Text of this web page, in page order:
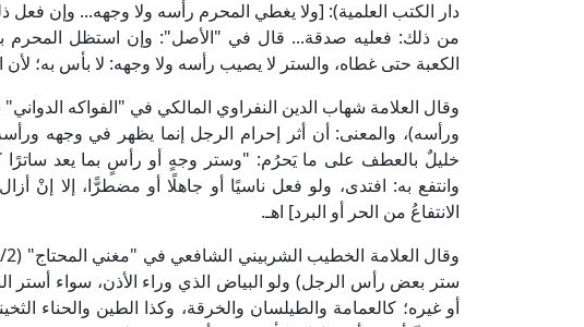
دار الكتب العلمية): [ولا يغطي المحرم رأسه ولا وجهه... وإن فعل
من ذلك: فعليه صدقة... قال في "الأصل": وإن استظل المحرم
الكعبة حتى غطاه، والستر لا يصيب رأسه ولا وجهه: لا بأس به؛ لأن
ورأسه)، والمعنى: أن أثر إحرام الرجل إنما يظهر في وجهه
خليلٌ بالعطف على ما يَحرُم: "وستر وجهٍ أو رأسٍ بما يعد
وانتفع به: افتدى، ولو فعل ناسيًا أو جاهلًا أو مضطرًّا، إلا إنْ
الانتفاعُ من الحر أو البرد] اهـ.
ستر بعض رأس الرجل) ولو البياض الذي وراء الأذن، سواء أستر
أو غيره؛ كالعمامة والطيلسان والخرقة، وكذا الطين والحناء